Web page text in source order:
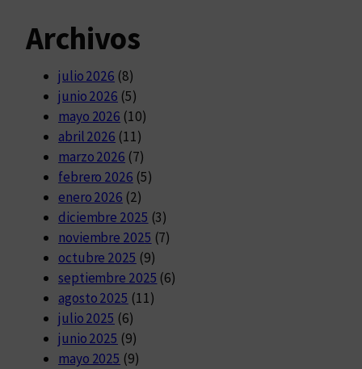
Archivos
julio 2026 (8)
junio 2026 (5)
mayo 2026 (10)
abril 2026 (11)
marzo 2026 (7)
febrero 2026 (5)
enero 2026 (2)
diciembre 2025 (3)
noviembre 2025 (7)
octubre 2025 (9)
septiembre 2025 (6)
agosto 2025 (11)
julio 2025 (6)
junio 2025 (9)
mayo 2025 (9)